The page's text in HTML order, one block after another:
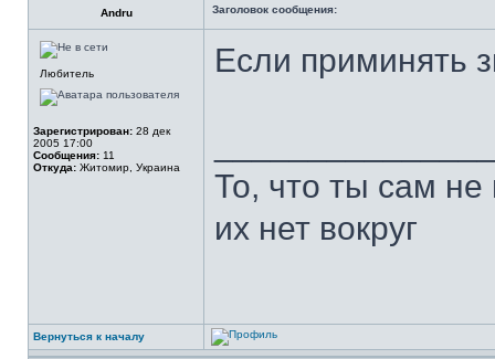
Andru Заголовок сообщения:
Любитель
Зарегистрирован: 28 дек
2005 17:00
Сообщения: 11
Откуда: Житомир, Украина
Если приминять
То, что ты сам не
их нет вокруг
Вернуться к началу